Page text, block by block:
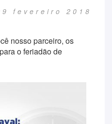
fevereiro 2018
nosso parceiro, os
o feriadão de